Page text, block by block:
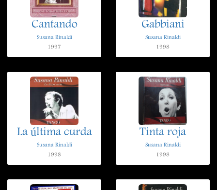
Cantando
Susana Rinaldi
1997
Gabbiani
Susana Rinaldi
1998
La última curda
Susana Rinaldi
1998
Tinta roja
Susana Rinaldi
1998